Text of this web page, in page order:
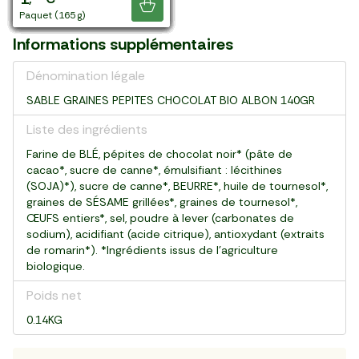
paquet (200 g)
paquet (150 g)
paquet (150 g)
paquet (200 g)
paquet (150 g)
boite (125 g)
paquet (120 g)
paquet (150 g)
sachet (360 g)
paquet (130 g)
paquet (125 g)
paquet (150 g)
paquet (250 g)
paquet (100 g)
paquet (200 g)
paquet (150 g)
paquet (180 g)
paquet (150 g)
paquet (165 g)
Je découvre
Informations supplémentaires
Dénomination légale
SABLE GRAINES PEPITES CHOCOLAT BIO ALBON 140GR
Liste des ingrédients
Farine de BLÉ, pépites de chocolat noir* (pâte de
cacao*, sucre de canne*, émulsifiant : lécithines
(SOJA)*), sucre de canne*, BEURRE*, huile de tournesol*,
graines de SÉSAME grillées*, graines de tournesol*,
ŒUFS entiers*, sel, poudre à lever (carbonates de
sodium), acidifiant (acide citrique), antioxydant (extraits
de romarin*). *Ingrédients issus de l'agriculture
biologique.
Poids net
0.14KG